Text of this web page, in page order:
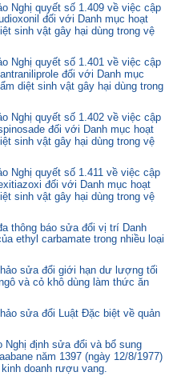
Nghị quyết số 1.409 về việc cập
đối với Danh mục hoạt
sinh vật gây hại dùng trong vệ
Nghị quyết số 1.401 về việc cập
đối với Danh mục
diệt sinh vật gây hại dùng trong
Nghị quyết số 1.402 về việc cập
đối với Danh mục hoạt
sinh vật gây hại dùng trong vệ
Nghị quyết số 1.411 về việc cập
đối với Danh mục hoạt
sinh vật gây hại dùng trong vệ
thông báo sửa đổi vị trí Danh
ethyl carbamate trong nhiều loại
sửa đổi giới hạn dư lượng tối
và cỏ khô dùng làm thức ăn
sửa đổi Luật Đặc biệt về quản
Nghị định sửa đổi và bổ sung
năm 1397 (ngày 12/8/1977)
doanh rượu vang.